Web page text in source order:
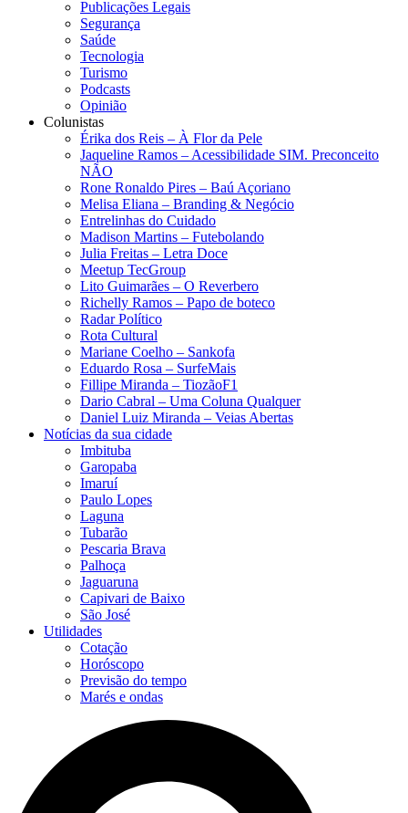
Publicações Legais
Segurança
Saúde
Tecnologia
Turismo
Podcasts
Opinião
Colunistas
Érika dos Reis​ – À Flor da Pele
Jaqueline Ramos – Acessibilidade SIM. Preconceito
NÃO
Rone Ronaldo Pires – Baú Açoriano
Melisa Eliana – Branding & Negócio
Entrelinhas do Cuidado
Madison Martins – Futebolando
Julia Freitas​ – Letra Doce
Meetup TecGroup
Lito Guimarães – O Reverbero
Richelly Ramos​ – Papo de boteco
Radar Político
Rota Cultural
Mariane Coelho – Sankofa
Eduardo Rosa​ – SurfeMais
Fillipe Miranda – TiozãoF1
Dario Cabral – Uma Coluna Qualquer
Daniel Luiz Miranda – Veias Abertas
Notícias da sua cidade
Imbituba
Garopaba
Imaruí
Paulo Lopes
Laguna
Tubarão
Pescaria Brava
Palhoça
Jaguaruna
Capivari de Baixo
São José
Utilidades
Cotação
Horóscopo
Previsão do tempo
Marés e ondas